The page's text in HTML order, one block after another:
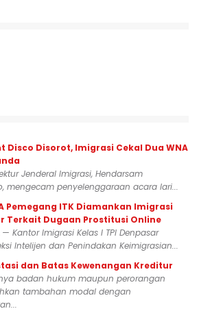
Disco Disorot, Imigrasi Cekal Dua WNA
Jenderal Imigrasi, Hendarsam
mengecam penyelenggaraan acara lari...
Pemegang ITK Diamankan Imigrasi
Terkait Dugaan Prostitusi Online
— Kantor Imigrasi Kelas I TPI Denpasar
Intelijen dan Penindakan Keimigrasian...
dan Batas Kewenangan Kreditur
badan hukum maupun perorangan
tambahan modal dengan